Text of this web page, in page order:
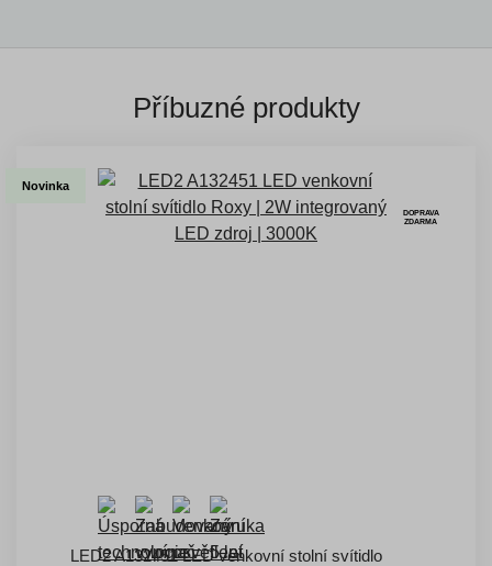
Příbuzné produkty
Novinka
DOPRAVA
ZDARMA
LED2 A132451 LED venkovní stolní svítidlo